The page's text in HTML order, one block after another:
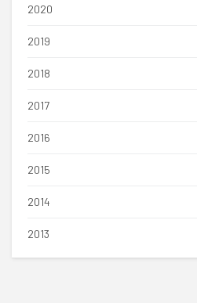
2020
2019
2018
2017
2016
2015
2014
2013